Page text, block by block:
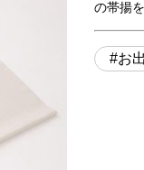
の帯揚
お